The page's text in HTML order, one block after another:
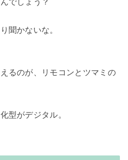
聞かないな。
るのが、リモコンとツマミの
型がデジタル。